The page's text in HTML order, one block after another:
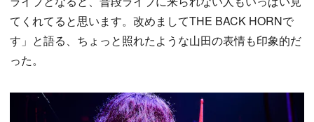
てくれてると思います。改めましてTHE BACK HORNで
す」と語る、ちょっと照れたような山田の表情も印象的だ
った。